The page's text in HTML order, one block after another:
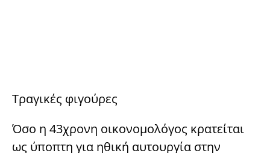
Τραγικές φιγούρες
Όσο η 43χρονη οικονομολόγος κρατείται
ως ύποπτη για ηθική αυτουργία στην